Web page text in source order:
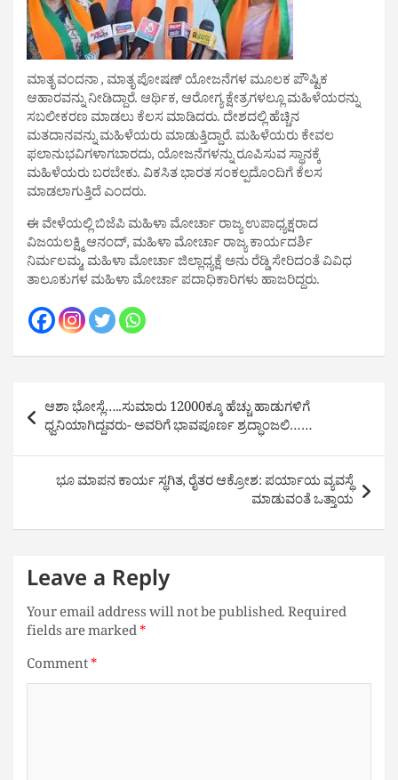
ಮಾತೃ ವಂದನಾ , ಮಾತೃ ಪೋಷಣ್ ಯೋಜನೆಗಳ ಮೂಲಕ ಪೌಷ್ಟಿಕ
ಆಹಾರವನ್ನು ನೀಡಿದ್ದಾರೆ. ಆರ್ಥಿಕ, ಆರೋಗ್ಯ ಕ್ಷೇತ್ರಗಳಲ್ಲೂ ಮಹಿಳೆಯರನ್ನು
ಸಬಲೀಕರಣ ಮಾಡಲು ಕೆಲಸ ಮಾಡಿದರು. ದೇಶದಲ್ಲಿ ಹೆಚ್ಚಿನ
ಮತದಾನವನ್ನು ಮಹಿಳೆಯರು ಮಾಡುತ್ತಿದ್ದಾರೆ. ಮಹಿಳೆಯರು ಕೇವಲ
ಫಲಾನುಭವಿಗಳಾಗಬಾರದು, ಯೋಜನೆಗಳನ್ನು ರೂಪಿಸುವ ಸ್ಥಾನಕ್ಕೆ
ಮಹಿಳೆಯರು ಬರಬೇಕು. ವಿಕಸಿತ ಭಾರತ ಸಂಕಲ್ಪದೊಂದಿಗೆ ಕೆಲಸ
ಮಾಡಲಾಗುತ್ತಿದೆ ಎಂದರು.
ಈ ವೇಳೆಯಲ್ಲಿ ಬಿಜೆಪಿ ಮಹಿಳಾ ಮೋರ್ಚಾ ರಾಜ್ಯ ಉಪಾಧ್ಯಕ್ಷರಾದ
ವಿಜಯಲಕ್ಷ್ಮಿ ಆನಂದ್, ಮಹಿಳಾ ಮೋರ್ಚಾ ರಾಜ್ಯ ಕಾರ್ಯದರ್ಶಿ
ನಿರ್ಮಲಮ್ಮ, ಮಹಿಳಾ ಮೋರ್ಚಾ ಜಿಲ್ಲಾಧ್ಯಕ್ಷೆ ಅನು ರೆಡ್ಡಿ ಸೇರಿದಂತೆ ವಿವಿಧ
ತಾಲೂಕುಗಳ ಮಹಿಳಾ ಮೋರ್ಚಾ ಪದಾಧಿಕಾರಿಗಳು ಹಾಜರಿದ್ದರು.
Post
navigation
ಆಶಾ ಭೋಸ್ಲೆ…..ಸುಮಾರು 12000ಕ್ಕೂ ಹೆಚ್ಚು ಹಾಡುಗಳಿಗೆ
ಧ್ವನಿಯಾಗಿದ್ದವರು- ಅವರಿಗೆ ‌ಭಾವಪೂರ್ಣ ಶ್ರದ್ಧಾಂಜಲಿ……
ಭೂ ಮಾಪನ ಕಾರ್ಯ ಸ್ಥಗಿತ, ರೈತರ ಆಕ್ರೋಶ: ಪರ್ಯಾಯ ವ್ಯವಸ್ಥೆ
ಮಾಡುವಂತೆ ಒತ್ತಾಯ
Leave a Reply
Your email address will not be published.Required
fields are marked*
Comment*